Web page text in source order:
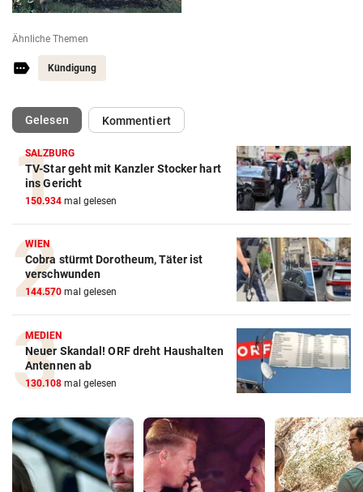
Ähnliche Themen
Kündigung
Gelesen(ausgewählt)Kommentiert
SALZBURG
TV-Star geht mit Kanzler Stocker hart
ins Gericht
150.934 mal gelesen
WIEN
Cobra stürmt Dorotheum, Täter ist
verschwunden
144.570 mal gelesen
MEDIEN
Neuer Skandal! ORF dreht Haushalten
Antennen ab
130.108 mal gelesen